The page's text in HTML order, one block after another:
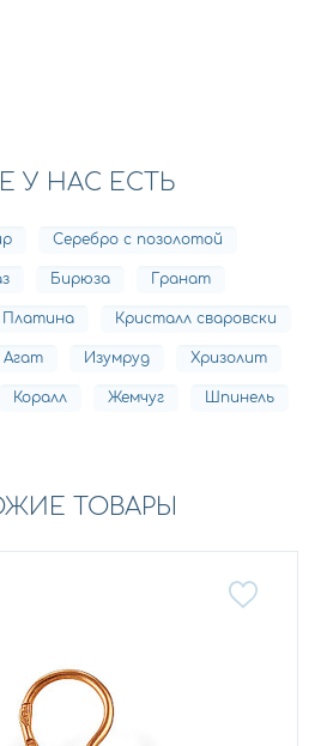
У НАС ЕСТЬ
Серебро с позолотой
Бирюза Гранат
Платина Кристалл сваровски
Агат Изумруд Хризолит
Коралл Жемчуг Шпинель
ТОВАРЫ